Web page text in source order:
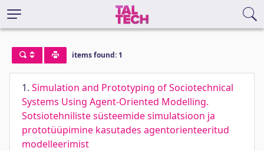
items found: 1
1. Simulation and Prototyping of Sociotechnical
Systems Using Agent-Oriented Modelling.
Sotsiotehniliste süsteemide simulatsioon ja
prototüüpimine kasutades agentorienteeritud
modelleerimist